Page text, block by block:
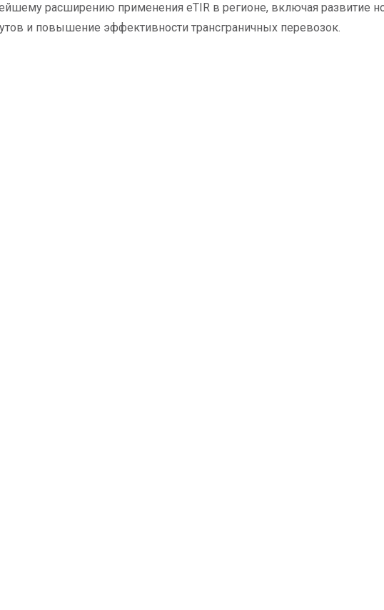
расширению применения eTIR в регионе, включая развитие
и повышение эффективности трансграничных перевозок.